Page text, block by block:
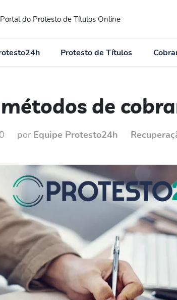
do Protesto de Títulos Online
Protesto de Títulos
de
por Equipe Protesto24h